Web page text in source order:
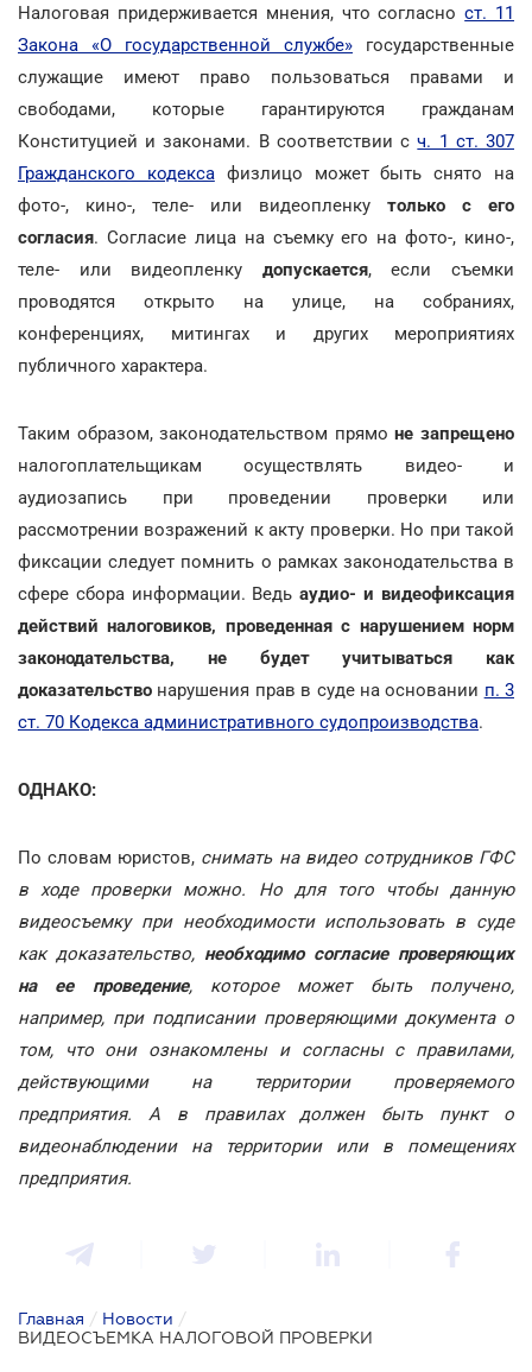
Налоговая придерживается мнения, что согласност. 11
Закона «О государственной службе» государственные
служащие имеют право пользоваться правами и
свободами, которые гарантируются гражданам
Конституцией и законами. В соответствии сч. 1 ст. 307
Гражданского кодексафизлицо может быть снято на
фото-, кино-, теле- или видеопленку только с его
согласия. Согласие лица на съемку его на фото-, кино-,
теле- или видеопленку допускается, если съемки
проводятся открыто на улице, на собраниях,
конференциях, митингах и других мероприятиях
публичного характера.
Таким образом, законодательством прямоне запрещено
налогоплательщикам осуществлять видео- и
аудиозапись при проведении проверки или
рассмотрении возражений к акту проверки. Но при такой
фиксации следует помнить о рамках законодательства в
сфере сбора информации. Ведьаудио- и видеофиксация
действий налоговиков, проведенная с нарушением норм
законодательства, не будет учитываться как
доказательство нарушения прав в суде на основании п. 3
ст. 70 Кодекса административного судопроизводства.
ОДНАКО:
По словам юристов, снимать на видео сотрудников ГФС
в ходе проверки можно. Но для того чтобы данную
видеосъемку при необходимости использовать в суде
как доказательство, необходимо согласие проверяющих
на ее проведение, которое может быть получено,
например, при подписании проверяющими документа о
том, что они ознакомлены и согласны с правилами,
действующими на территории проверяемого
предприятия. А в правилах должен быть пункт о
видеонаблюдении на территории или в помещениях
предприятия.
Главная / Новости /
ВИДЕОСЪЕМКА НАЛОГОВОЙ ПРОВЕРКИ